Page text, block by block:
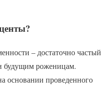
– достаточно частый
будущим роженицам.
основании проведенного